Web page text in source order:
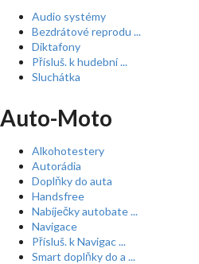
Audio systémy
Bezdrátové reprodu ...
Diktafony
Přísluš. k hudební ...
Sluchátka
Auto-Moto
Alkohotestery
Autorádia
Doplňky do auta
Handsfree
Nabíječky autobate ...
Navigace
Přísluš. k Navigac ...
Smart doplňky do a ...